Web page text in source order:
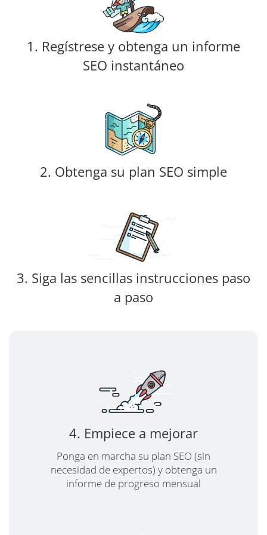
1. Regístrese y obtenga un informe
SEO instantáneo
2. Obtenga su plan SEO simple
3. Siga las sencillas instrucciones paso
a paso
4. Empiece a mejorar
Ponga en marcha su plan SEO (sin
necesidad de expertos) y obtenga un
informe de progreso mensual